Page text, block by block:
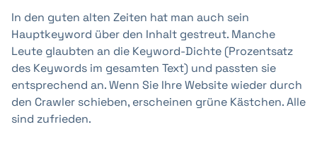
In den guten alten Zeiten hat man auch sein
Hauptkeyword über den Inhalt gestreut. Manche
Leute glaubten an die Keyword-Dichte (Prozentsatz
des Keywords im gesamten Text) und passten sie
entsprechend an. Wenn Sie Ihre Website wieder durch
den Crawler schieben, erscheinen grüne Kästchen. Alle
sind zufrieden.